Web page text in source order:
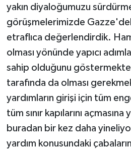
yakın diyaloğumuzu
görüşmelerimizde
etraflıca değerlendirdik.
olması yönünde yapıcı
sahip olduğunu göstermekte.
tarafında da olması
yardımların girişi için tüm
tüm sınır kapılarını açmasına
buradan bir kez daha
yardım konusundaki